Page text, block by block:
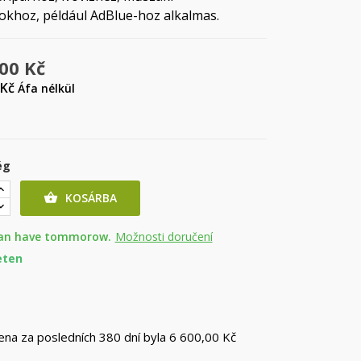
például AdBlue-hoz alkalmas.
Kč
Áfa nélkül
 KOSÁRBA
have tommorow. Možnosti doručení
za posledních 380 dní byla 6 600,00 Kč